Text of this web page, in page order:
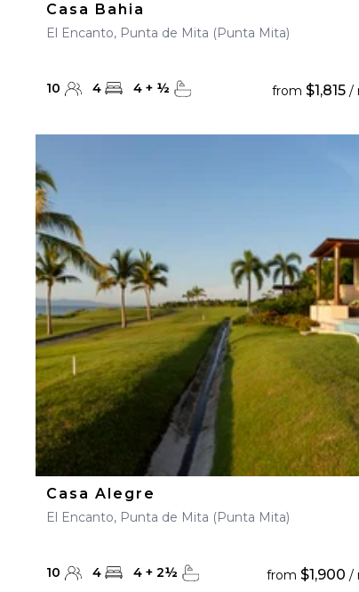
Casa Bahia
El Encanto, Punta de Mita (Punta Mita)
10 4 4 + ½ from $1,815/
Casa Alegre
El Encanto, Punta de Mita (Punta Mita)
10 4 4 + 2½ from $1,900 /